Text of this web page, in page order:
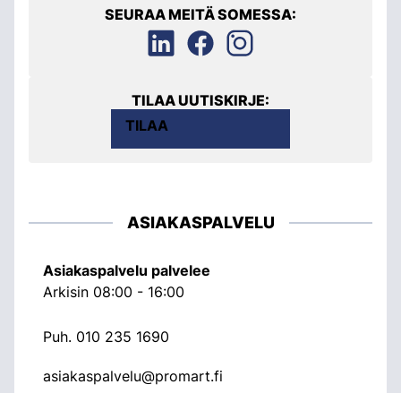
SEURAA MEITÄ SOMESSA:
TILAA UUTISKIRJE:
TILAA
ASIAKASPALVELU
Asiakaspalvelu palvelee
Arkisin 08:00 - 16:00
Puh. 010 235 1690
asiakaspalvelu@promart.fi